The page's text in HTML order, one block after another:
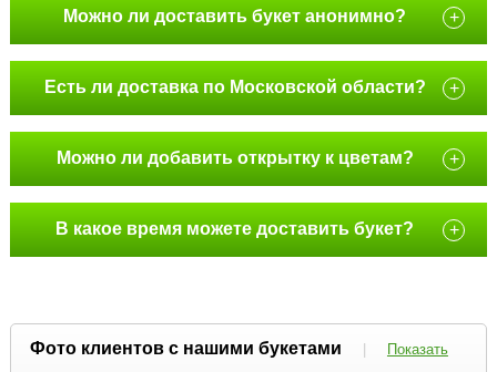
Можно ли доставить букет анонимно? +
Есть ли доставка по Московской области? +
Можно ли добавить открытку к цветам? +
В какое время можете доставить букет? +
Фото клиентов с нашими букетами |
Показать